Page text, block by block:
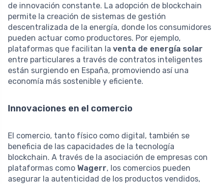
de innovación constante. La adopción de blockchain
permite la creación de sistemas de gestión
descentralizada de la energía, donde los consumidores
pueden actuar como productores. Por ejemplo,
plataformas que facilitan la venta de energía solar
entre particulares a través de contratos inteligentes
están surgiendo en España, promoviendo así una
economía más sostenible y eficiente.
Innovaciones en el comercio
El comercio, tanto físico como digital, también se
beneficia de las capacidades de la tecnología
blockchain. A través de la asociación de empresas con
plataformas como Wagerr, los comercios pueden
asegurar la autenticidad de los productos vendidos,